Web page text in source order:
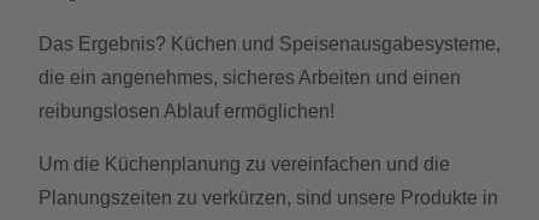
Das Ergebnis? Küchen und Speisenausgabesysteme,
die ein angenehmes, sicheres Arbeiten und einen
reibungslosen Ablauf ermöglichen!
Um die Küchenplanung zu vereinfachen und die
Planungszeiten zu verkürzen, sind unsere Produkte in